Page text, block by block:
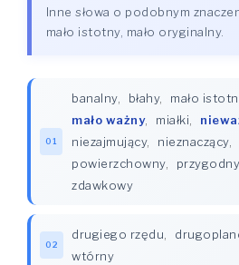
Inne słowa o podobnym
mało istotny, mało oryginalny.
01
banalny, błahy, mało
mało ważny, miałki,
niezajmujący, nieznaczący,
powierzchowny, przygodny
zdawkowy
02
drugiego rzędu,
wtórny